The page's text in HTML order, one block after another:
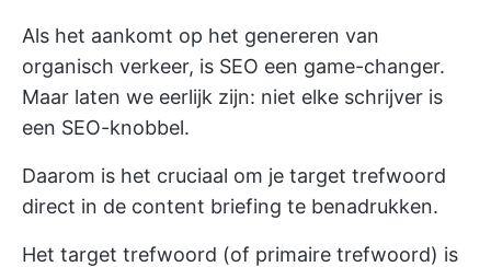
Als het aankomt op het genereren van
organisch verkeer, is SEO een game-changer.
Maar laten we eerlijk zijn: niet elke schrijver is
een SEO-knobbel.
Daarom is het cruciaal om je target trefwoord
direct in de content briefing te benadrukken.
Het target trefwoord (of primaire trefwoord) is